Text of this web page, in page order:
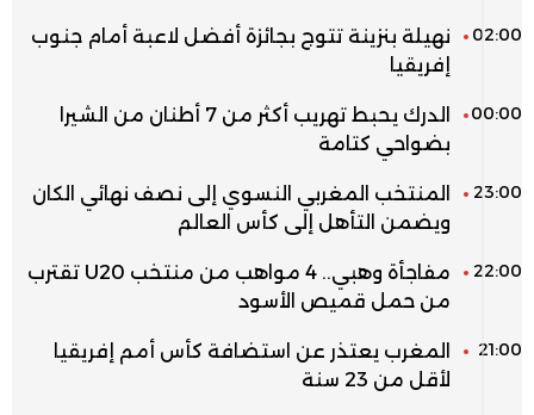
02:00
نهيلة بنزينة تتوج بجائزة أفضل لاعبة أمام جنوب
إفريقيا
00:00
الدرك يحبط تهريب أكثر من 7 أطنان من الشيرا
بضواحي كتامة
23:00
المنتخب المغربي النسوي إلى نصف نهائي الكان
ويضمن التأهل إلى كأس العالم
22:00
مفاجأة وهبي.. 4 مواهب من منتخب U20 تقترب
من حمل قميص الأسود
21:00
المغرب يعتذر عن استضافة كأس أمم إفريقيا
لأقل من 23 سنة